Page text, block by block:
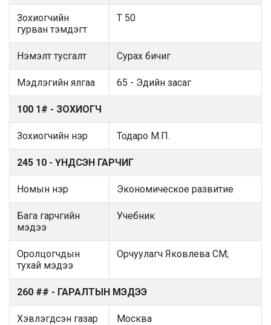
Зохиогчийн
гурван тэмдэгт
Т 50
Нэмэлт тусгалт Сурах бичиг
Мэдлэгийн ялгаа 65 - Эдийн засаг
100 1# - ЗОХИОГЧ
Зохиогчийн нэр Тодаро М.П.
245 10 - ҮНДСЭН ГАРЧИГ
Номын нэр Экономическое развитие
Бага гарчгийн
мэдээ
Учебник
Оролцогчдын
тухай мэдээ
Орчуулагч Яковлева СМ;
260 ## - ГАРАЛТЫН МЭДЭЭ
Хэвлэгдсэн газар Москва